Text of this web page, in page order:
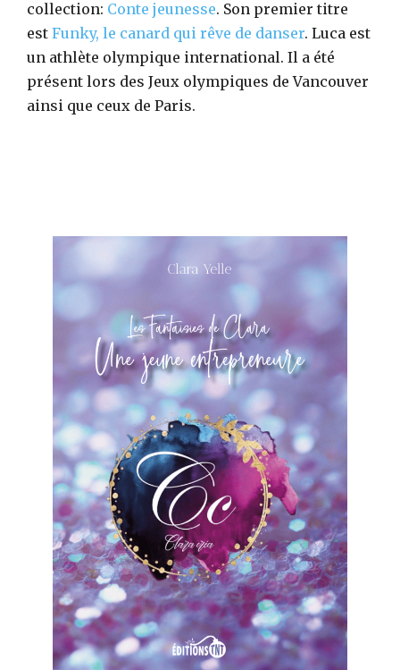
collection: Conte jeunesse. Son premier titre
est Funky, le canard qui rêve de danser. Luca est
un athlète olympique international. Il a été
présent lors des Jeux olympiques de Vancouver
ainsi que ceux de Paris.